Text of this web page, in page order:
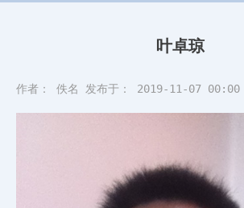
叶卓琼
作者： 佚名 发布于： 2019-11-07 00:00